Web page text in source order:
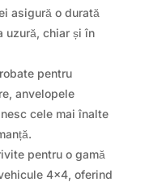
asigură o durată
uzură, chiar și în
pentru
anvelopele
cele mai înalte
pentru o gamă
4×4, oferind